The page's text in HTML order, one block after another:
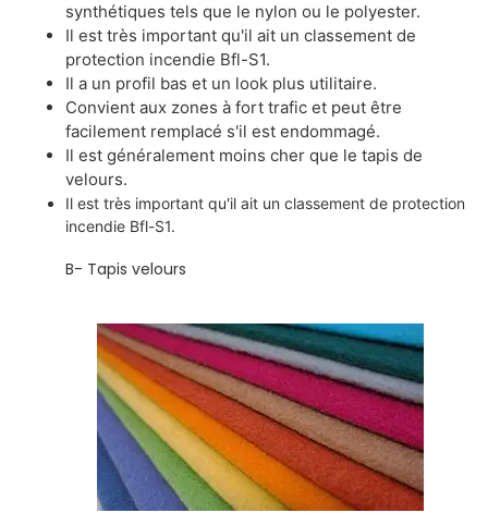
synthétiques tels que le nylon ou le polyester.
Il est très important qu'il ait un classement de
protection incendie Bfl-S1.
Il a un profil bas et un look plus utilitaire.
Convient aux zones à fort trafic et peut être
facilement remplacé s'il est endommagé.
Il est généralement moins cher que le tapis de
velours.
Il est très important qu'il ait un classement de protection
incendie Bfl-S1.
B- Tapis velours